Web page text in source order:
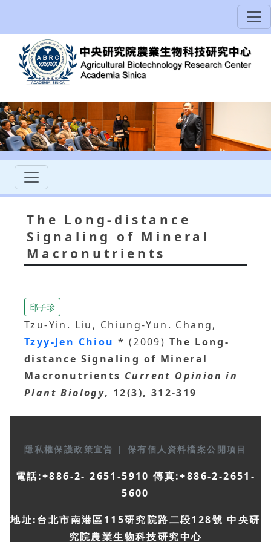
The Long-distance
Signaling of Mineral
Macronutrients
邱子珍
Tzu-Yin. Liu, Chiung-Yun. Chang,
Tzyy-Jen Chiou * (2009) The Long-
distance Signaling of Mineral
Macronutrients Current Opinion in
Plant Biology, 12(3), 312-319
隱私權保護政策宣告 | 保有個人資料檔案公開項目
電話:+886-2- 2651-5910 傳真:+886-2-2651-
5600
地址:台北市南港區115研究院路二段128號 中央研
究院農業生物科技研究中心